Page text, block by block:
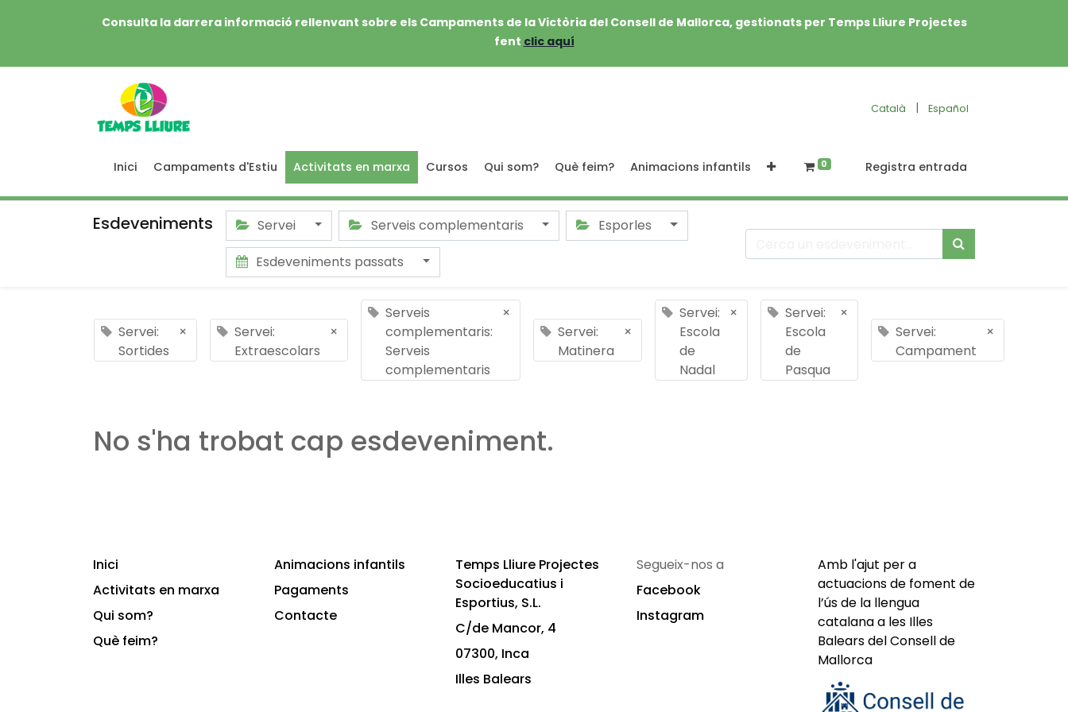
Consulta la darrera informació rellenvant sobre els Campaments de la Victòria del Consell de Mallorca, gestionats per Temps Lliure Projectes
fent clic aquí
Català | Español
Inici Campaments d'Estiu Activitats en marxa Cursos Qui som? Què feim? Animacions infantils 0 Registra entrada
Esdeveniments Servei Serveis complementaris
Esporles
Esdeveniments passats
Servei:
Sortides
×
Servei:
Extraescolars
×
Serveis
complementaris:
Serveis
complementaris
×
Servei:
Matinera
×
Servei:
Escola
de
Nadal
×
Servei:
Escola
de
Pasqua
×
Servei:
Campament
×
No s'ha trobat cap esdeveniment.
Inici
Activitats en marxa
Qui som?
Què feim?
Animacions infantils
Pagaments
Contacte
Temps Lliure Projectes
Socioeducatius i
Esportius, S.L.
C/de Mancor, 4
07300, Inca
Illes Balears
Segueix-nos a
Facebook
Instagram
Amb l'ajut per a
actuacions de foment de
l’ús de la llengua
catalana a les Illes
Balears del Consell de
Mallorca